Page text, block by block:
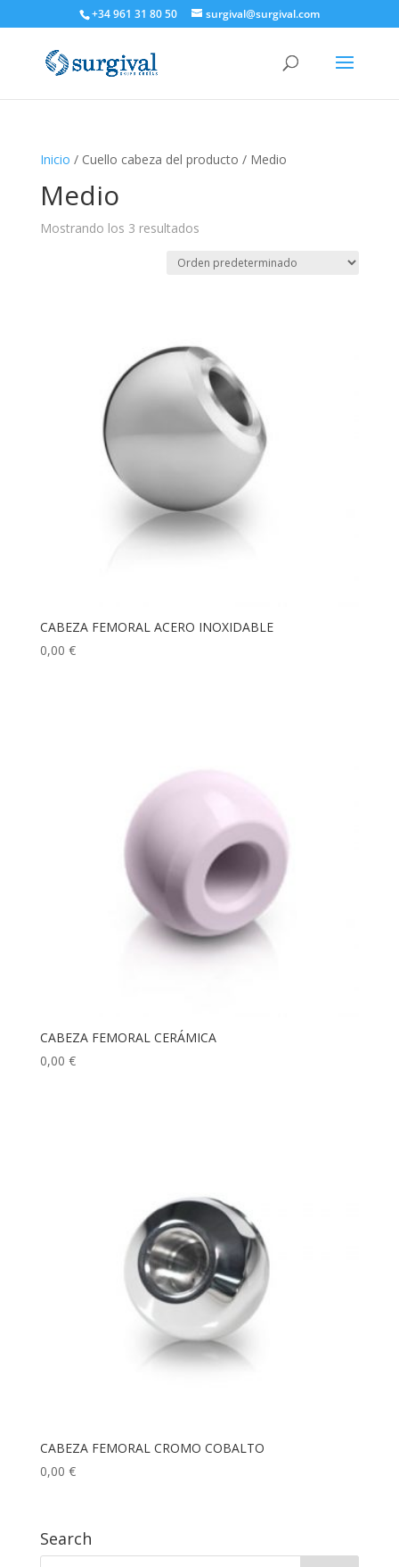
+34 961 31 80 50 surgival@surgival.com
Inicio / Cuello cabeza del producto / Medio
Medio
Mostrando los 3 resultados
CABEZA FEMORAL ACERO INOXIDABLE
0,00 €
CABEZA FEMORAL CERÁMICA
0,00 €
CABEZA FEMORAL CROMO COBALTO
0,00 €
Search